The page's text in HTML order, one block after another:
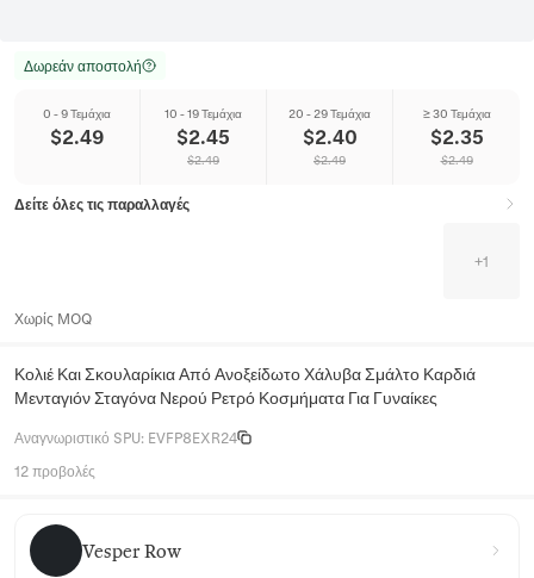
Δωρεάν αποστολή
0 - 9 Τεμάχια
$2.49
10 - 19 Τεμάχια
$2.45
$2.49
20 - 29 Τεμάχια
$2.40
$2.49
≥ 30 Τεμάχια
$2.35
$2.49
Δείτε όλες τις παραλλαγές
+1
Χωρίς MOQ
Κολιέ Και Σκουλαρίκια Από Ανοξείδωτο Χάλυβα Σμάλτο Καρδιά
Μενταγιόν Σταγόνα Νερού Ρετρό Κοσμήματα Για Γυναίκες
Αναγνωριστικό SPU: EVFP8EXR24
12 προβολές
Vesper Row
Vesper Row